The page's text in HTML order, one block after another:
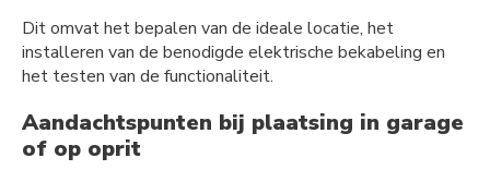
Dit omvat het bepalen van de ideale locatie, het
installeren van de benodigde elektrische bekabeling en
het testen van de functionaliteit.
Aandachtspunten bij plaatsing in garage
of op oprit